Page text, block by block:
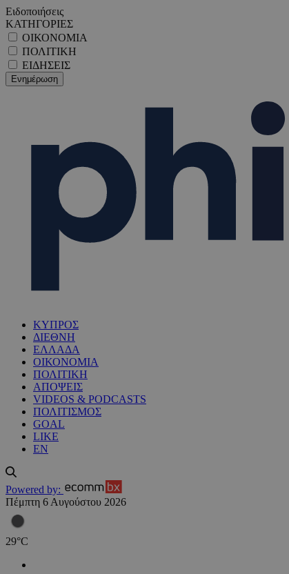
Ειδοποιήσεις
ΚΑΤΗΓΟΡΙΕΣ
ΟΙΚΟΝΟΜΙΑ
ΠΟΛΙΤΙΚΗ
ΕΙΔΗΣΕΙΣ
ΚΥΠΡΟΣ
ΔΙΕΘΝΗ
ΕΛΛΑΔΑ
ΟΙΚΟΝΟΜΙΑ
ΠΟΛΙΤΙΚΗ
ΑΠΟΨΕΙΣ
VIDEOS & PODCASTS
ΠΟΛΙΤΙΣΜΟΣ
GOAL
LIKE
EN
Powered by:
Πέμπτη 6 Αυγούστου 2026
29°C